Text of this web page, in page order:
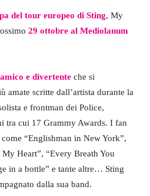
del tour europeo di Sting, My
29 ottobre al Mediolanum
e divertente che si
amate scritte dall’artista durante la
e frontman dei Police,
tra cui 17 Grammy Awards. I fan
“Englishman in New York”,
Heart”, “Every Breath You
in a bottle” e tante altre… Sting
dalla sua band.